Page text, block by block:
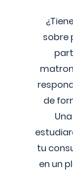
sobre
de
tu
en un